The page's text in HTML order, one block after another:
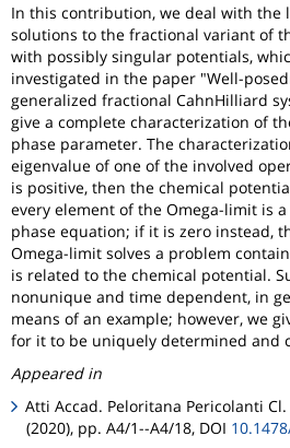
In this contribution, we deal with the
solutions to the fractional variant of
with possibly singular potentials,
investigated in the paper "Well-
generalized fractional CahnHilliard
give a complete characterization of
phase parameter. The
eigenvalue of one of the involved
is positive, then the chemical
every element of the Omega-limit is
phase equation; if it is zero instead,
Omega-limit solves a problem
is related to the chemical potential.
nonunique and time dependent, in
means of an example; however, we
for it to be uniquely determined and
Appeared in
Atti Accad. Peloritana Pericolanti
(2020), pp. A4/1--A4/18, DOI